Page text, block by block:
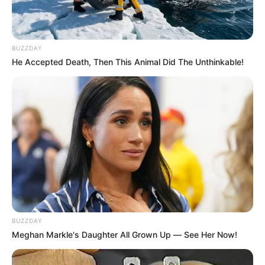
atacados con un arma de fuego. Afortunadamente, los
policías salieron ilesos y lograron reducir y capturar al
hombre de 33 años de edad.
BUZZDAY
He Accepted Death, Then This Animal Did The Unthinkable!
BUZZDAY
Meghan Markle's Daughter All Grown Up — See Her Now!